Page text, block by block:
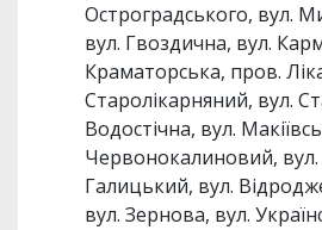
Остроградського, вул.
вул. Гвоздична, вул.
Краматорська, пров.
Старолікарняний, вул.
Водостічна, вул.
Червонокалиновий,
Галицький, вул.
вул. Зернова, вул.